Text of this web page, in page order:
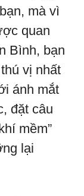
mà vì
quan
Bình, bạn
vị nhất
ánh mắt
đặt câu
mềm”
lại